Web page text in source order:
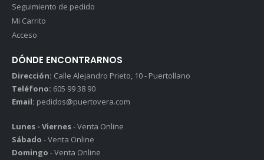
Seguimiento de pedido
Mi Carrito
Acceso
DÓNDE ENCONTRARNOS
Dirección: Calle Alejandro Prieto, 10 - Puertollano
Teléfono: 605 99 38 90
Email: pedidos@puertovera.com
Lunes - Viernes- Venta Online
Sábado - Venta Online
Domingo - Venta Online